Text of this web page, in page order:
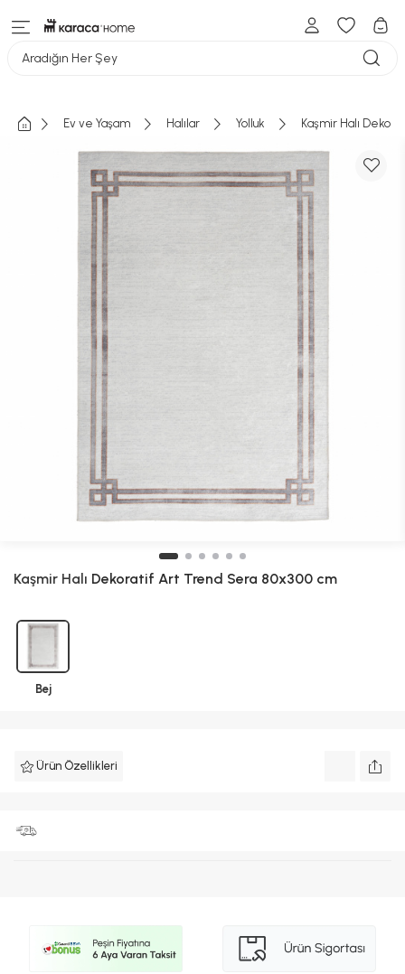
Aradığın Her Şey
Ev ve Yaşam Halılar Yolluk Kaşmir Halı
Kaşmir Halı Dekoratif Art Trend Sera 80x300 cm
Bej
Ürün Özellikleri